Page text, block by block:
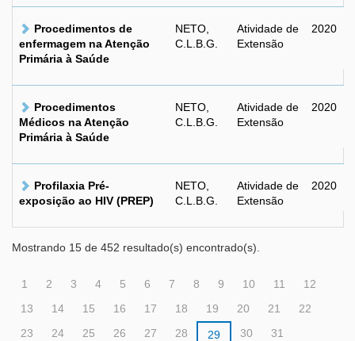
Procedimentos de
enfermagem na Atenção
Primária à Saúde
NETO,
C.L.B.G.
Atividade de
Extensão
2020
Procedimentos
Médicos na Atenção
Primária à Saúde
NETO,
C.L.B.G.
Atividade de
Extensão
2020
Profilaxia Pré-
exposição ao HIV (PREP)
NETO,
C.L.B.G.
Atividade de
Extensão
2020
Mostrando 15 de 452 resultado(s) encontrado(s).
1 2 3 4 5 6 7 8 9 10 11
12
13
14 15 16 17 18 19 20 21
22
23
24 25 26 27 28 29 30 31